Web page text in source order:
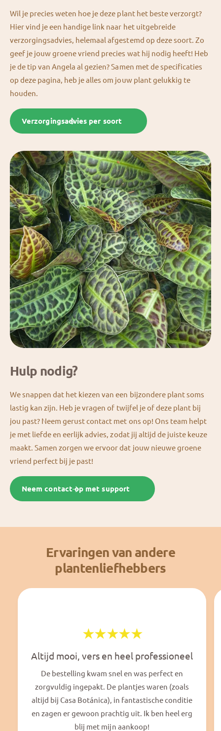
Wil je precies weten hoe je deze plant het beste verzorgt?
Hier vind je een handige link naar het uitgebreide
verzorgingsadvies, helemaal afgestemd op deze soort. Zo
geef je jouw groene vriend precies wat hij nodig heeft! Heb
je de tip van Angela al gezien? Samen met de specificaties
op deze pagina, heb je alles om jouw plant gelukkig te
houden.
Verzorgingsadvies per soort
Hulp nodig?
We snappen dat het kiezen van een bijzondere plant soms
lastig kan zijn. Heb je vragen of twijfel je of deze plant bij
jou past? Neem gerust contact met ons op! Ons team helpt
je met liefde en eerlijk advies, zodat jij altijd de juiste keuze
maakt. Samen zorgen we ervoor dat jouw nieuwe groene
vriend perfect bij je past!
Neem contact op met support
Ervaringen van andere
plantenliefhebbers
Altijd mooi, vers en heel professioneel
De bestelling kwam snel en was perfect en
zorgvuldig ingepakt. De plantjes waren (zoals
altijd bij Casa Botánica), in fantastische conditie
en zagen er gewoon prachtig uit. Ik ben heel erg
blij met mijn aankoop!